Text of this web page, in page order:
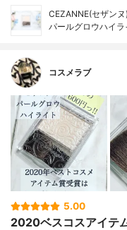
CEZANNE(セザンヌ)
パールグロウハイラ
コスメラブ
5.00
2020ベスコスアイテ